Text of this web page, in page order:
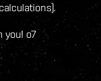
you! o7